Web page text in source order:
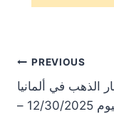
PREVIOUS
الذهب في ألمانيا
اليوم 12/30/2025 –